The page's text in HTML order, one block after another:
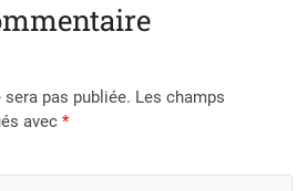
pas publiée. Les champs
avec*